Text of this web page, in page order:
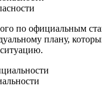
по официальным
плану,